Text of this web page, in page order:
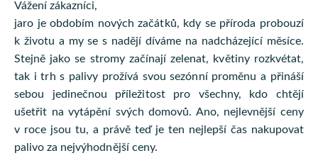
Vážení zákazníci,
jaro je obdobím nových začátků, kdy se příroda probouzí
k životu a my se s nadějí díváme na nadcházející měsíce.
Stejně jako se stromy začínají zelenat, květiny rozkvétat,
tak i trh s palivy prožívá svou sezónní proměnu a přináší
sebou jedinečnou příležitost pro všechny, kdo chtějí
ušetřit na vytápění svých domovů. Ano, nejlevnější ceny
v roce jsou tu, a právě teď je ten nejlepší čas nakupovat
palivo za nejvýhodnější ceny.